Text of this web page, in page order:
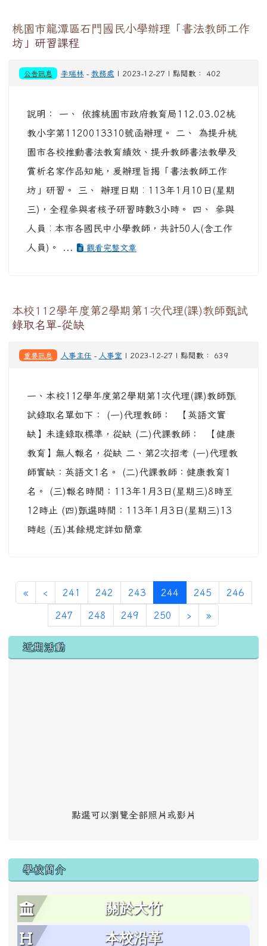
桃園市龍潭區石門國民小學辦理「書法教師工作
坊」研習課程
公告訊息 李瑞林- 教務處 | 2023-12-27 | 點閱數： 402
說明： 一、 依據桃園市政府教育局112.03.02桃
教小字第1120013310號函辦理。 二、 為提升桃
園市各校推動書法教育績效、提升教師書法教學及
賞析名家作品知能，爰辦理旨揭「書法教師工作
坊」研習。 三、 辦理日期︰113年1月10日(星期
三)，全程參與者核予研習時數3小時。 四、 參與
人員︰本市各國民中小學教師，共計50人(含工作
人員)。 ...
觀看完整文章
本校112學年度第2學期第1次代理(課)教師甄試
錄取名單-從缺
重要訊息 人事主任 - 人事室 | 2023-12-27 | 點閱數： 639
一、本校112學年度第2學期第1次代理(課)教師甄
試錄取名單如下： (一)代理教師： 【英語文實
缺】未達錄取標準，從缺 (二)代課教師： 【健康
教育】無人報名，從缺 二、第2次招考 (一)代理教
師實缺：英語文1名。 (二)代課教師：健康教育1
名。 (三)報名時間：113年1月3日(星期三)8時至
12時止 (四)甄選時間：113年1月3日(星期三)13
時起 (五)其餘規定詳如簡章
«第一頁
‹上一頁
241 242 243 244(目前頁次)
245 246
247 248 249 250 ›下一頁
»最後頁
左邊區域內容
近期活動
點選可以瀏覽全部照片或影片
學校簡介
關於大竹
本校沿革